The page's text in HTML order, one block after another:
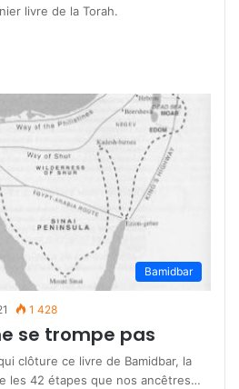
livre de la Torah.
Bamidbar
1 428
se trompe pas
clôture ce livre de Bamidbar, la
les 42 étapes que nos ancêtres…